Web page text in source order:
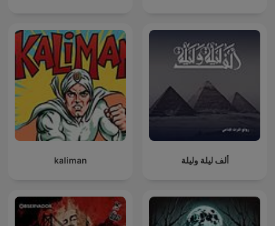
kaliman ألف ليلة وليلة